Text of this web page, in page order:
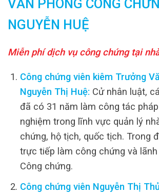
VĂN PHÒNG CÔNG
NGUYỄN HUỆ
Miễn phí dịch vụ công chứng tại
Công chứng viên kiêm Trưởng
Nguyễn Thị Huệ: Cử nhân luật,
đã có 31 năm làm công tác
nghiệm trong lĩnh vực quản lý
chứng, hộ tịch, quốc tịch. Trong
trực tiếp làm công chứng và
Công chứng.
Công chứng viên Nguyễn Thị